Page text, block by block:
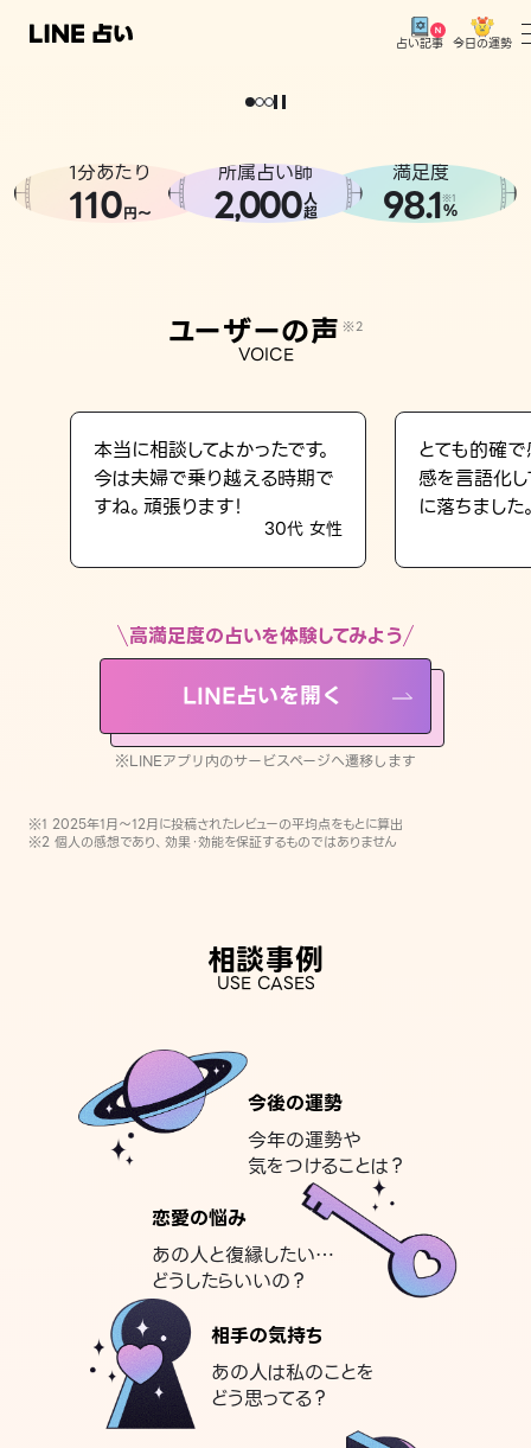
占い記事 今日の運勢
相談事例
LINE占いを開く
※LINEアプリ内のサービスページへ遷移します
どうせなら
。
1分あたり
110円〜
所属占い師
2,000人
超
満足度
98.1※1
%
ユーザーの声 ※2
VOICE
本当に相談してよかったです。
今は夫婦で乗り越える時期で
すね。頑張ります！
30代 女性
とても的確
感を言語化
に落ちました
高満足度の占いを体験してみよう
LINE占いを開く
※LINEアプリ内のサービスページへ遷移します
※1 2025年1月〜12月に投稿されたレビューの平均点をもとに算出
※2 個人の感想であり、効果・効能を保証するものではありません
相談事例
USE CASES
今後の運勢
今年の運勢や
気をつけることは？
恋愛の悩み
あの人と復縁したい…
どうしたらいいの？
相手の気持ち
あの人は私のことを
どう思ってる？